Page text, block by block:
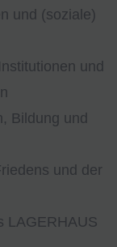
und (soziale)
und
Bildung und
und der
LAGERHAUS